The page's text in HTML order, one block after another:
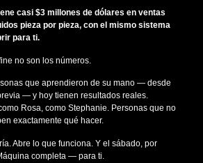
casi $3 millones de dólares en ventas
pieza por pieza, con el mismo sistema
para ti.
no son los números.
que aprendieron de su mano — desde
— y hoy tienen resultados reales.
Rosa, como Stephanie. Personas que no
exactamente qué hacer.
Abre lo que funciona. Y el sábado, por
completa — para ti.